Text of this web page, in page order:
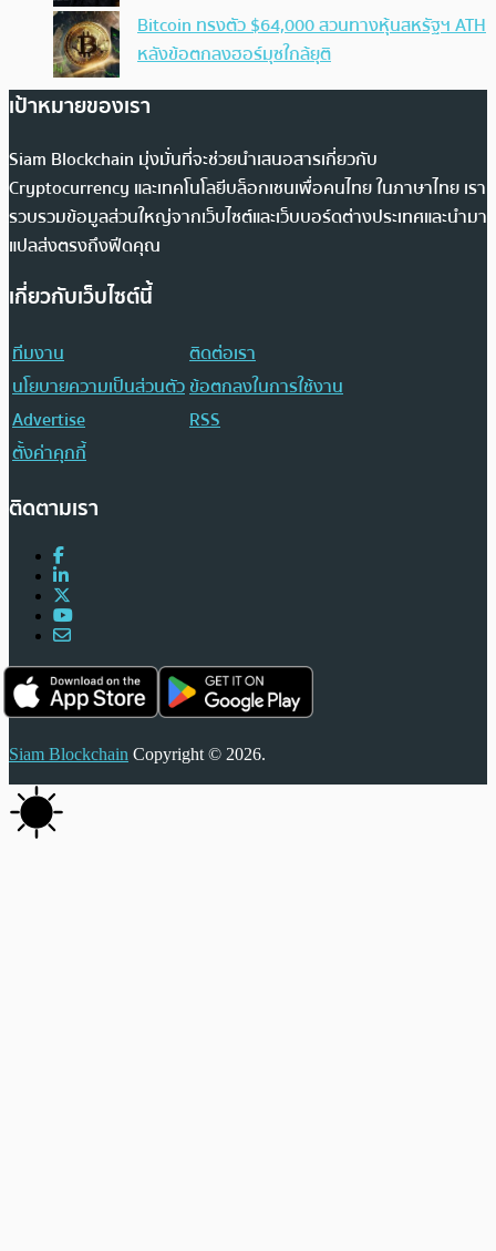
Bitcoin ทรงตัว $64,000 สวนทางหุ้นสหรัฐฯ ATH
หลังข้อตกลงฮอร์มุซใกล้ยุติ
เป้าหมายของเรา
Siam Blockchain มุ่งมั่นที่จะช่วยนำเสนอสารเกี่ยวกับ
Cryptocurrency และเทคโนโลยีบล็อกเชนเพื่อคนไทย ในภาษาไทย เรา
รวบรวมข้อมูลส่วนใหญ่จากเว็บไซต์และเว็บบอร์ดต่างประเทศและนำมา
แปลส่งตรงถึงฟีดคุณ
เกี่ยวกับเว็บไซต์นี้
ทีมงาน
ติดต่อเรา
นโยบายความเป็นส่วนตัวข้อตกลงในการใช้งาน
Advertise
RSS
ตั้งค่าคุกกี้
ติดตามเรา
Siam Blockchain Copyright © 2026.